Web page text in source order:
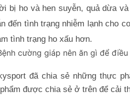
bị ho và hen suyễn, quả dừa
đến tình trạng nhiễm lạnh cho
tình trạng ho xấu hơn.
cường giáp nên ăn gì để
đã chia sẻ những thực
được chia sẻ ở trên để cải